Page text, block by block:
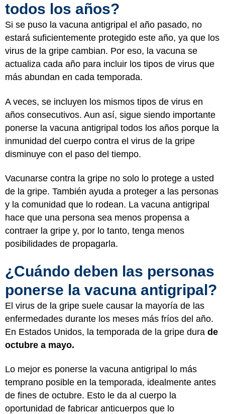
todos los años?
Si se puso la vacuna antigripal el año pasado, no
estará suficientemente protegido este año, ya que los
virus de la gripe cambian. Por eso, la vacuna se
actualiza cada año para incluir los tipos de virus que
más abundan en cada temporada.
A veces, se incluyen los mismos tipos de virus en
años consecutivos. Aun así, sigue siendo importante
ponerse la vacuna antigripal todos los años porque la
inmunidad del cuerpo contra el virus de la gripe
disminuye con el paso del tiempo.
Vacunarse contra la gripe no solo lo protege a usted
de la gripe. También ayuda a proteger a las personas
y la comunidad que lo rodean. La vacuna antigripal
hace que una persona sea menos propensa a
contraer la gripe y, por lo tanto, tenga menos
posibilidades de propagarla.
¿Cuándo deben las personas
ponerse la vacuna antigripal?
El virus de la gripe suele causar la mayoría de las
enfermedades durante los meses más fríos del año.
En Estados Unidos, la temporada de la gripe dura de
octubre a mayo.
Lo mejor es ponerse la vacuna antigripal lo más
temprano posible en la temporada, idealmente antes
de fines de octubre. Esto le da al cuerpo la
oportunidad de fabricar anticuerpos que lo